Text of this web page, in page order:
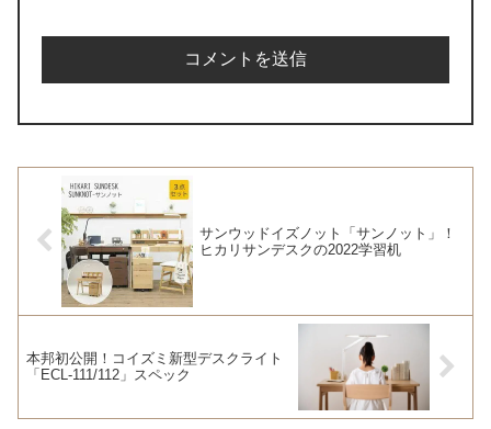
サンウッドイズノット「サンノット」！
ヒカリサンデスクの2022学習机
本邦初公開！コイズミ新型デスクライト
「ECL-111/112」スペック